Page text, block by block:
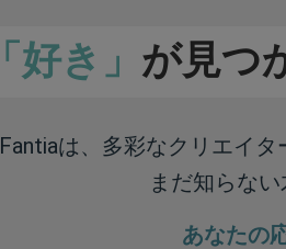
「好き」 が見つ
Fantiaは、多彩なクリエイタ
まだ知らな
あなたの